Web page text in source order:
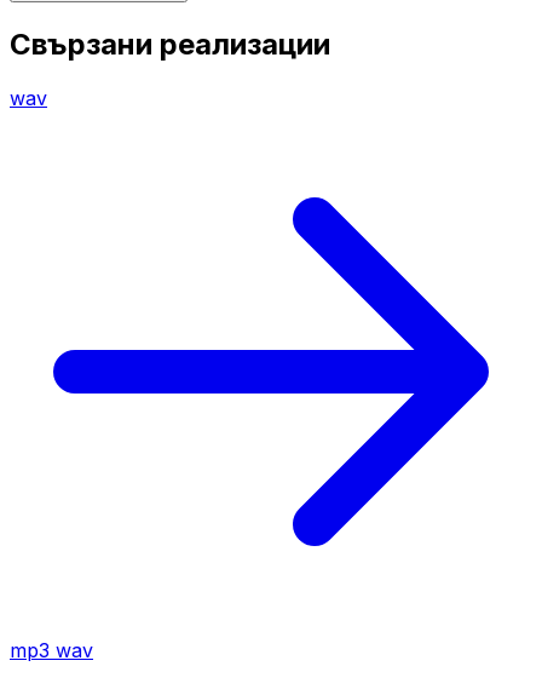
Свързани реализации
wav
mp3 wav